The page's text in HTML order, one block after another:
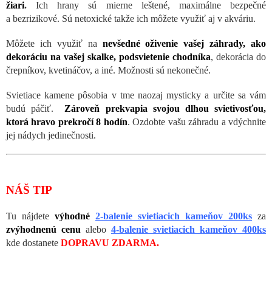
žiari.Ich hrany sú mierne leštené, maximálne bezpečné
a bezrizikové. Sú netoxické takže ich môžete využiť aj v akváriu.
Môžete ich využiť na nevšedné oživenie vašej záhrady, ako
dekoráciu na vašej skalke, podsvietenie chodníka, dekorácia do
črepníkov, kvetináčov, a iné. Možnosti sú nekonečné.
Svietiace kamene pôsobia v tme naozaj mysticky a určite sa vám
budú páčiť. Zároveň prekvapia svojou dlhou svietivosťou,
ktorá hravo prekročí 8 hodín. Ozdobte vašu záhradu a vdýchnite
jej nádych jedinečnosti.
NÁŠ TIP
Tu nájdete výhodné 2-balenie svietiacich kameňov 200ks za
zvýhodnenú cenu alebo 4-balenie svietiacich kameňov 400ks
kde dostanete DOPRAVU ZDARMA.